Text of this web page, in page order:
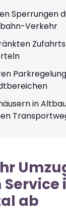
Sperrungen
Verkehr
in
ab